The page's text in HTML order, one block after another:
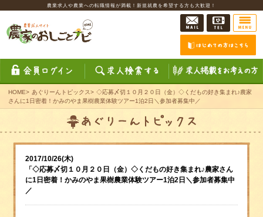
農業求人や農業への転職情報が満載！新規就農を希望する方も大歓迎！
HOME> あぐりーんトピックス> ◇応募〆切１０月２０日（金）◇くだもの好き集まれ♪農家
さんに1日密着！かみのやま果樹農業体験ツアー1泊2日＼参加者募集中／
2017/10/26(木)
「◇応募〆切１０月２０日（金）◇くだもの好き集まれ♪農家さん
に1日密着！かみのやま果樹農業体験ツアー1泊2日＼参加者募集中
／